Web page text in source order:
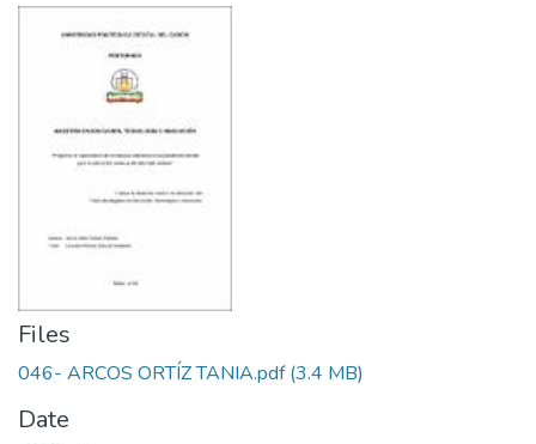
Files
046- ARCOS ORTÍZ TANIA.pdf(3.4 MB)
Date